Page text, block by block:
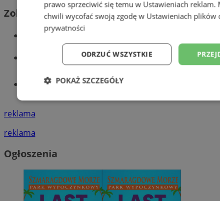
Zobacz również
Wiadomości kryminalne w Wodzisławiu
Wiadomości lokalne
Tworzenie stron www - Wodzisław
reklama
reklama
Ogłoszenia
prawo sprzeciwić się temu w Ustawieniach reklam.
chwili wycofać swoją zgodę w Ustawieniach plików
prywatności
ODRZUĆ WSZYSTKIE
POKAŻ SZCZEGÓŁY
Niezbędne Wydajność